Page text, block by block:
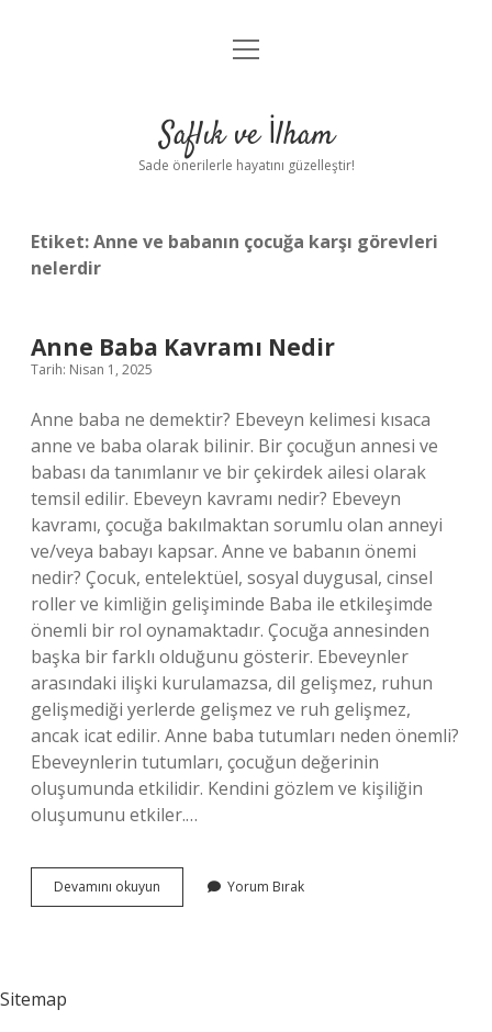
Anasayfa
Yasal Uyarı
menüyü
Saflık ve İlham
Sade önerilerle hayatını güzelleştir!
Etiket:Anne ve babanın çocuğa karşı görevleri
nelerdir
Anne Baba Kavramı Nedir
Tarih: Nisan 1, 2025
Anne baba ne demektir? Ebeveyn kelimesi kısaca
anne ve baba olarak bilinir. Bir çocuğun annesi ve
babası da tanımlanır ve bir çekirdek ailesi olarak
temsil edilir. Ebeveyn kavramı nedir? Ebeveyn
kavramı, çocuğa bakılmaktan sorumlu olan anneyi
ve/veya babayı kapsar. Anne ve babanın önemi
nedir? Çocuk, entelektüel, sosyal duygusal, cinsel
roller ve kimliğin gelişiminde Baba ile etkileşimde
önemli bir rol oynamaktadır. Çocuğa annesinden
başka bir farklı olduğunu gösterir. Ebeveynler
arasındaki ilişki kurulamazsa, dil gelişmez, ruhun
gelişmediği yerlerde gelişmez ve ruh gelişmez,
ancak icat edilir. Anne baba tutumları neden önemli?
Ebeveynlerin tutumları, çocuğun değerinin
oluşumunda etkilidir. Kendini gözlem ve kişiliğin
oluşumunu etkiler.…
Devamını okuyun
Baba
Yorum Bırak
Sitemap